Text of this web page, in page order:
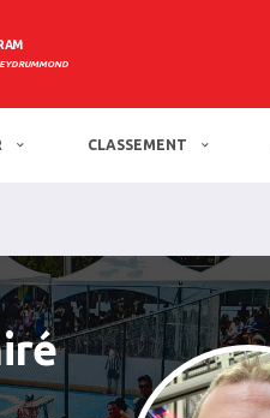
CLASSEMENT